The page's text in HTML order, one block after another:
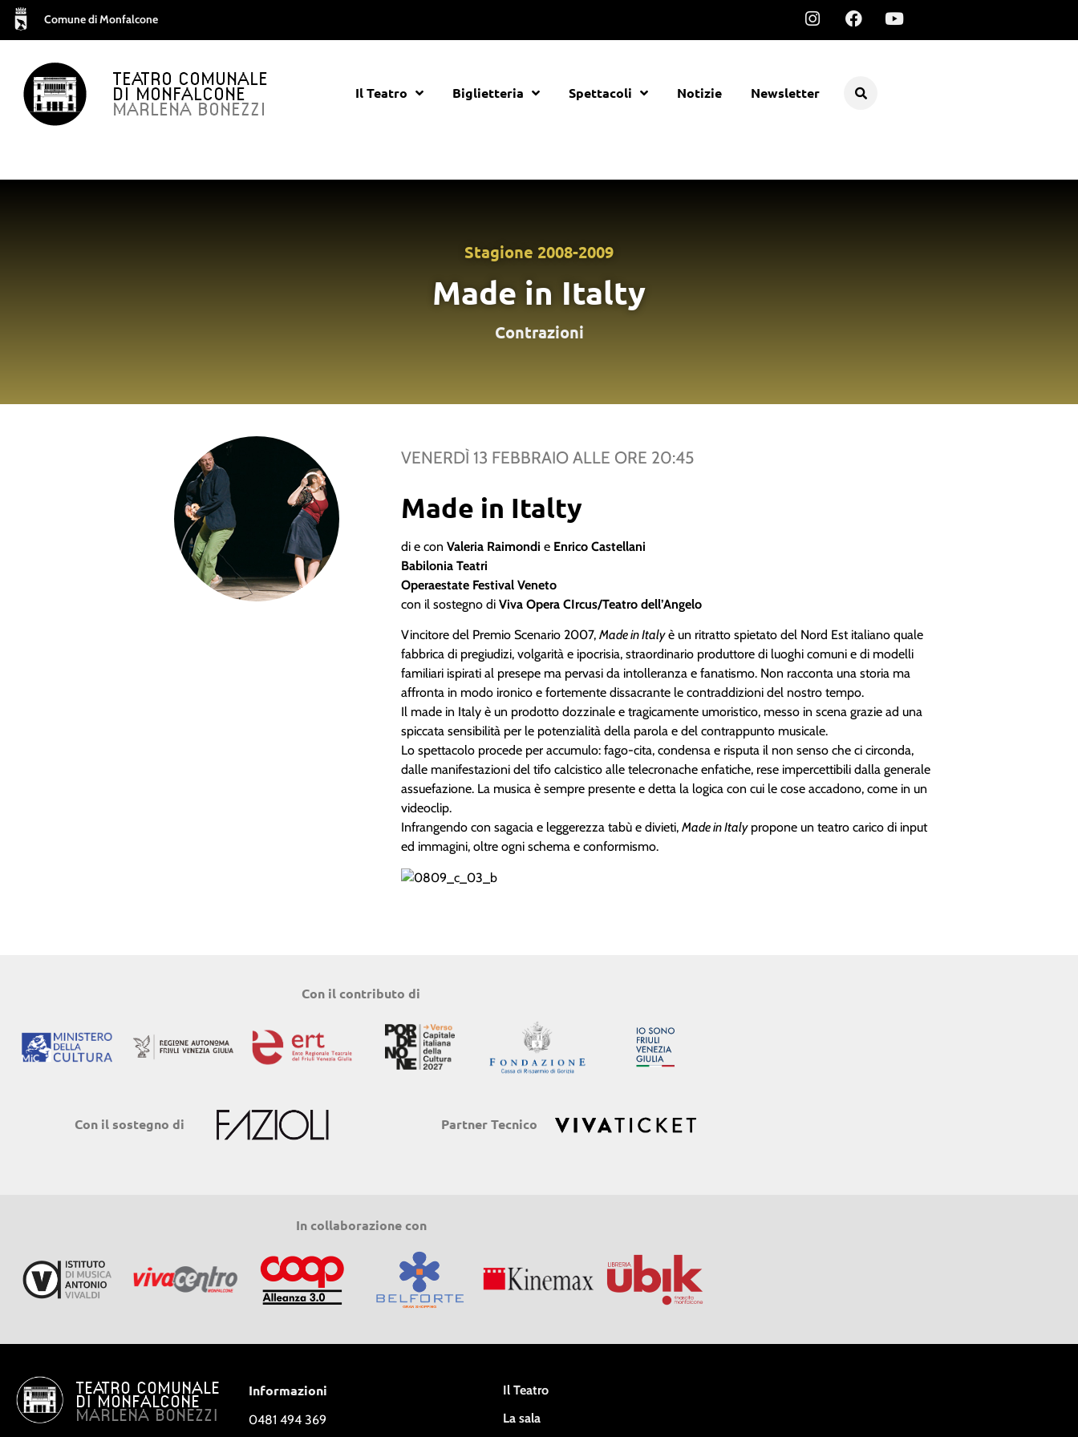
Comune di Monfalcone
TEATRO COMUNALE
DI MONFALCONE
MARLENA BONEZZI
Il Teatro Biglietteria Spettacoli Notizie Newsletter
Stagione 2008-2009
Made in Italty
Contrazioni
VENERDÌ 13 FEBBRAIO ALLE ORE 20:45
Made in Italty
di e conValeria Raimondi e Enrico Castellani
Babilonia Teatri
Operaestate Festival Veneto
con il sostegno diViva Opera CIrcus/Teatro dell’Angelo
Vincitore del Premio Scenario 2007,Made in Italyè un ritratto spietato del Nord Est italiano quale
fabbrica di pregiudizi, volgarità e ipocrisia, straordinario produttore di luoghi comuni e di modelli
familiari ispirati al presepe ma pervasi da intolleranza e fanatismo. Non racconta una storia ma
affronta in modo ironico e fortemente dissacrante le contraddizioni del nostro tempo.
Il made in Italy è un prodotto dozzinale e tragicamente umoristico, messo in scena grazie ad una
spiccata sensibilità per le potenzialità della parola e del contrappunto musicale.
Lo spettacolo procede per accumulo: fago-cita, condensa e risputa il non senso che ci circonda,
dalle manifestazioni del tifo calcistico alle telecronache enfatiche, rese impercettibili dalla generale
assuefazione. La musica è sempre presente e detta la logica con cui le cose accadono, come in un
videoclip.
Infrangendo con sagacia e leggerezza tabù e divieti,Made in Italypropone un teatro carico di input
ed immagini, oltre ogni schema e conformismo.
Con il contributo di
Con il sostegno di Partner Tecnico
In collaborazione con
TEATRO COMUNALE
DI MONFALCONE
MARLENA BONEZZI
Informazioni
0481 494 369
Il Teatro
La sala